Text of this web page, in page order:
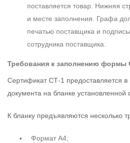
поставляется товар. Нижняя
и месте заполнения. Графа
печатью поставщика и
сотрудника поставщика.
Требования к заполнению формы
Сертификат СТ-1 предоставляется в
документа на бланке
К бланку предъявляются несколько
Формат А4;